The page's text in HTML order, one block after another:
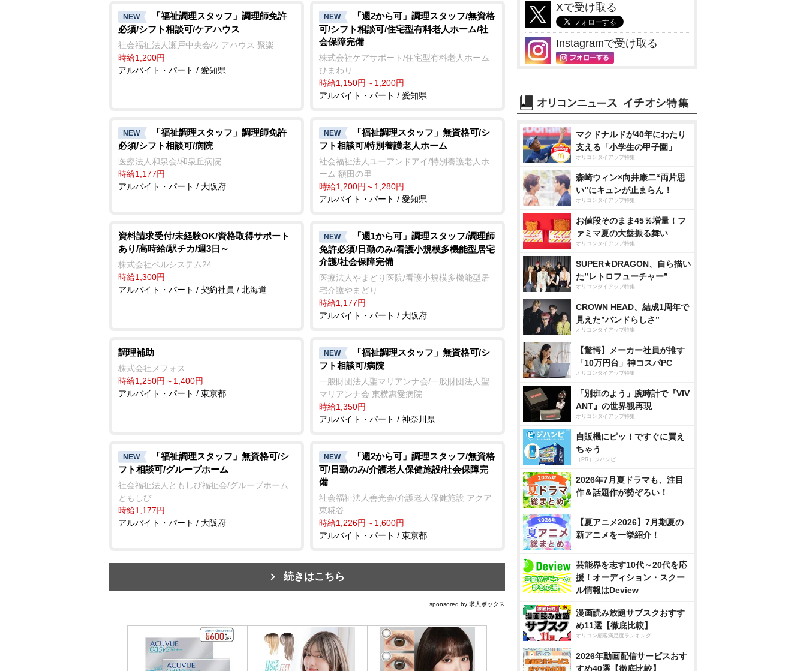
NEW
「福祉調理スタッフ」調理師免許
必須/シフト相談可/ケアハウス
社会福祉法人瀬戸中央会/ケアハウス 聚楽
時給1,200円
アルバイト・パート / 愛知県
NEW
「週2から可」調理スタッフ/無資格
可/シフト相談可/住宅型有料老人ホーム/社
会保障完備
株式会社ケアサポート/住宅型有料老人ホーム
ひまわり
時給1,150円～1,200円
アルバイト・パート / 愛知県
NEW
「福祉調理スタッフ」調理師免許
必須/シフト相談可/病院
医療法人和泉会/和泉丘病院
時給1,177円
アルバイト・パート / 大阪府
NEW
「福祉調理スタッフ」無資格可/シ
フト相談可/特別養護老人ホーム
社会福祉法人ユーアンドアイ/特別養護老人ホ
ーム 額田の里
時給1,200円～1,280円
アルバイト・パート / 愛知県
資料請求受付/未経験OK/資格取得サポート
あり/高時給/駅チカ/週3日～
株式会社ベルシステム24
時給1,300円
アルバイト・パート / 契約社員 / 北海道
NEW
「週1から可」調理スタッフ/調理師
免許必須/日勤のみ/看護小規模多機能型居宅
介護/社会保障完備
医療法人やまどり医院/看護小規模多機能型居
宅介護やまどり
時給1,177円
アルバイト・パート / 大阪府
調理補助
株式会社メフォス
時給1,250円～1,400円
アルバイト・パート / 東京都
NEW
「福祉調理スタッフ」無資格可/シ
フト相談可/病院
一般財団法人聖マリアンナ会/一般財団法人聖
マリアンナ会 東横惠愛病院
時給1,350円
アルバイト・パート / 神奈川県
NEW
「福祉調理スタッフ」無資格可/シ
フト相談可/グループホーム
社会福祉法人ともしび福祉会/グループホーム
ともしび
時給1,177円
アルバイト・パート / 大阪府
NEW
「週2から可」調理スタッフ/無資格
可/日勤のみ/介護老人保健施設/社会保障完
備
社会福祉法人善光会/介護老人保健施設 アクア
東糀谷
時給1,226円～1,600円
アルバイト・パート / 東京都
続きはこちら
sponsored by 求人ボックス
Xで受け取る
Instagramで受け取る
マクドナルドが40年にわたり
支える「小学生の甲子園」
オリコンタイアップ特集
森崎ウィン×向井康二“両片思
い”にキュンが止まらん！
オリコンタイアップ特集
お値段そのまま45％増量！フ
ァミマ夏の大盤振る舞い
オリコンタイアップ特集
SUPER★DRAGON、自ら描い
た”レトロフューチャー”
オリコンタイアップ特集
CROWN HEAD、結成1周年で
見えた”バンドらしさ”
オリコンタイアップ特集
【驚愕】メーカー社員が推す
「10万円台」神コスパPC
オリコンタイアップ特集
「別班のよう」腕時計で『VIV
ANT』の世界観再現
オリコンタイアップ特集
自販機にピッ！ですぐに買え
ちゃう
（PR）ジハンピ
2026年7月夏ドラマも、注目
作＆話題作が勢ぞろい！
【夏アニメ2026】7月期夏の
新アニメを一挙紹介！
芸能界を志す10代～20代を応
援！オーディション・スクー
ル情報はDeview
漫画読み放題サブスクおすす
め11選【徹底比較】
オリコン顧客満足度ランキング
2026年動画配信サービスおす
すめ40選【徹底比較】